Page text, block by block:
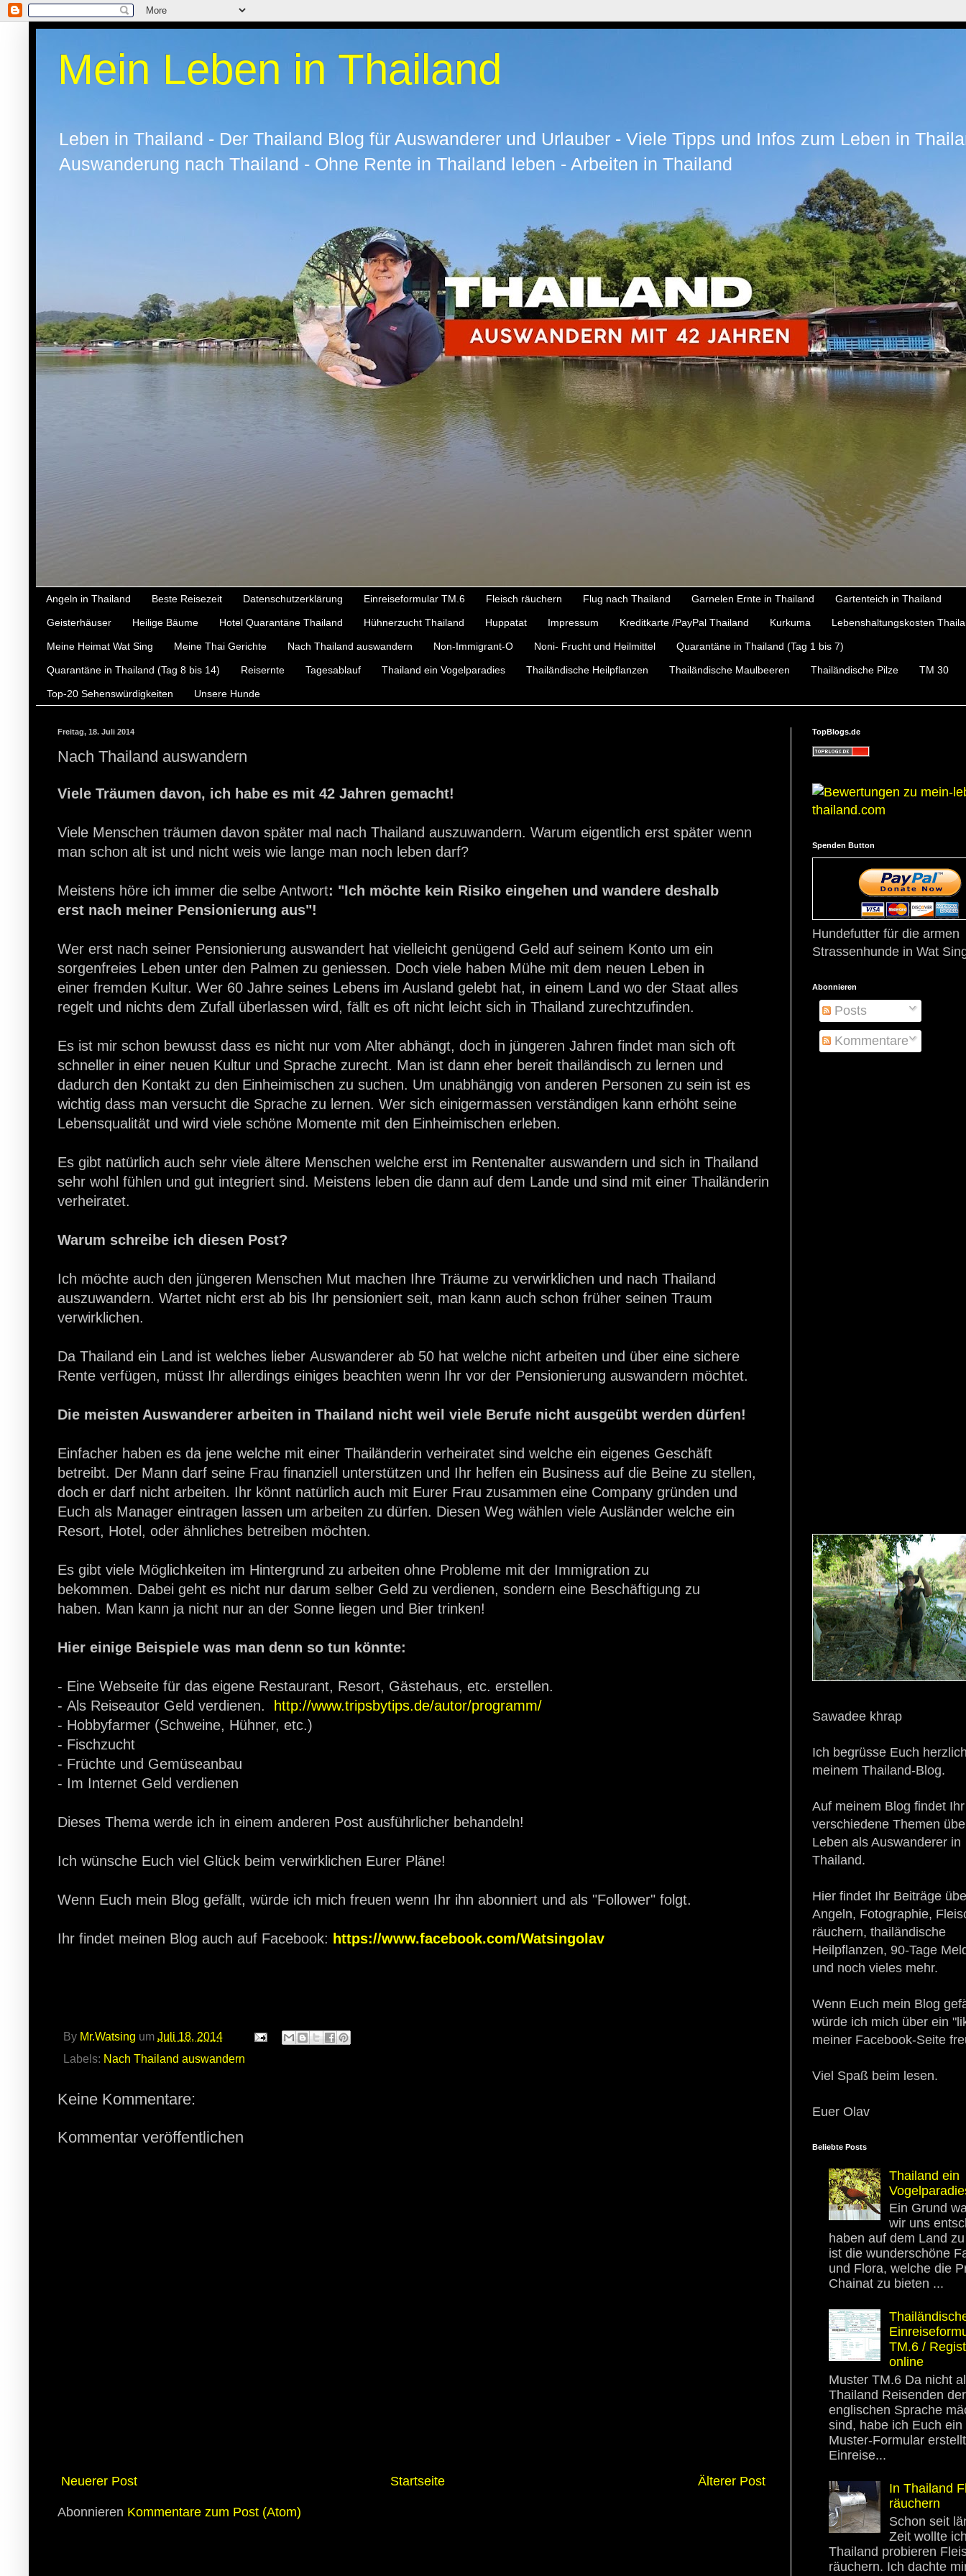
Mein Leben in Thailand
Leben in Thailand - Der Thailand Blog für Auswanderer und Urlauber - Viele Tipps und Infos zum Leben in
Auswanderung nach Thailand - Ohne Rente in Thailand leben - Arbeiten in Thailand
Angeln in Thailand Beste Reisezeit Datenschutzerklärung Einreiseformular TM.6 Fleisch räuchern Flug nach Thailand Garnelen Ernte in Thailand Gartenteich in Thailand
Geisterhäuser Heilige Bäume Hotel Quarantäne Thailand Hühnerzucht Thailand Huppatat Impressum Kreditkarte /PayPal Thailand Kurkuma Lebenshaltungskosten
Meine Heimat Wat Sing Meine Thai Gerichte Nach Thailand auswandern Non-Immigrant-O Noni- Frucht und Heilmittel Quarantäne in Thailand (Tag 1 bis 7)
Quarantäne in Thailand (Tag 8 bis 14) Reisernte Tagesablauf Thailand ein Vogelparadies Thailändische Heilpflanzen Thailändische Maulbeeren Thailändische Pilze TM 30
Top-20 Sehenswürdigkeiten Unsere Hunde
Freitag, 18. Juli 2014
Nach Thailand auswandern
Viele Träumen davon, ich habe es mit 42 Jahren gemacht!
Viele Menschen träumen davon später mal nach Thailand auszuwandern. Warum eigentlich erst später wenn
man schon alt ist und nicht weis wie lange man noch leben darf?
Meistens höre ich immer die selbe Antwort: "Ich möchte kein Risiko eingehen und wandere deshalb
erst nach meiner Pensionierung aus"!
Wer erst nach seiner Pensionierung auswandert hat vielleicht genügend Geld auf seinem Konto um ein
sorgenfreies Leben unter den Palmen zu geniessen. Doch viele haben Mühe mit dem neuen Leben in
einer fremden Kultur. Wer 60 Jahre seines Lebens im Ausland gelebt hat, in einem Land wo der Staat alles
regelt und nichts dem Zufall überlassen wird, fällt es oft nicht leicht sich in Thailand zurechtzufinden.
Es ist mir schon bewusst dass es nicht nur vom Alter abhängt, doch in jüngeren Jahren findet man sich oft
schneller in einer neuen Kultur und Sprache zurecht. Man ist dann eher bereit thailändisch zu lernen und
dadurch den Kontakt zu den Einheimischen zu suchen. Um unabhängig von anderen Personen zu sein ist es
wichtig dass man versucht die Sprache zu lernen. Wer sich einigermassen verständigen kann erhöht seine
Lebensqualität und wird viele schöne Momente mit den Einheimischen erleben.
Es gibt natürlich auch sehr viele ältere Menschen welche erst im Rentenalter auswandern und sich in Thailand
sehr wohl fühlen und gut integriert sind. Meistens leben die dann auf dem Lande und sind mit einer Thailänderin
verheiratet.
Warum schreibe ich diesen Post?
Ich möchte auch den jüngeren Menschen Mut machen Ihre Träume zu verwirklichen und nach Thailand
auszuwandern. Wartet nicht erst ab bis Ihr pensioniert seit, man kann auch schon früher seinen Traum
verwirklichen.
Da Thailand ein Land ist welches lieber Auswanderer ab 50 hat welche nicht arbeiten und über eine sichere
Rente verfügen, müsst Ihr allerdings einiges beachten wenn Ihr vor der Pensionierung auswandern möchtet.
Die meisten Auswanderer arbeiten in Thailand nicht weil viele Berufe nicht ausgeübt werden dürfen!
Einfacher haben es da jene welche mit einer Thailänderin verheiratet sind welche ein eigenes Geschäft
betreibt. Der Mann darf seine Frau finanziell unterstützen und Ihr helfen ein Business auf die Beine zu stellen,
doch er darf nicht arbeiten. Ihr könnt natürlich auch mit Eurer Frau zusammen eine Company gründen und
Euch als Manager eintragen lassen um arbeiten zu dürfen. Diesen Weg wählen viele Ausländer welche ein
Resort, Hotel, oder ähnliches betreiben möchten.
Es gibt viele Möglichkeiten im Hintergrund zu arbeiten ohne Probleme mit der Immigration zu
bekommen. Dabei geht es nicht nur darum selber Geld zu verdienen, sondern eine Beschäftigung zu
haben. Man kann ja nicht nur an der Sonne liegen und Bier trinken!
Hier einige Beispiele was man denn so tun könnte:
- Eine Webseite für das eigene Restaurant, Resort, Gästehaus, etc. erstellen.
- Als Reiseautor Geld verdienen.
http://www.tripsbytips.de/autor/programm/
- Hobbyfarmer (Schweine, Hühner, etc.)
- Fischzucht
- Früchte und Gemüseanbau
- Im Internet Geld verdienen
Dieses Thema werde ich in einem anderen Post ausführlicher behandeln!
Ich wünsche Euch viel Glück beim verwirklichen Eurer Pläne!
Wenn Euch mein Blog gefällt, würde ich mich freuen wenn Ihr ihn abonniert und als "Follower" folgt.
Ihr findet meinen Blog auch auf Facebook: https://www.facebook.com/Watsingolav
By Mr.Watsing um Juli 18, 2014
Labels: Nach Thailand auswandern
Keine Kommentare:
Kommentar veröffentlichen
Neuerer Post Älterer Post
Startseite
Abonnieren Kommentare zum Post (Atom)
TopBlogs.de
Spenden Button
Hundefutter für die armen
Strassenhunde in Wat
Abonnieren
Posts
Kommentare
Sawadee khrap
Ich begrüsse Euch
meinem Thailand-Blog.
Auf meinem Blog findet Ihr
verschiedene Themen
Leben als Auswanderer in
Thailand.
Hier findet Ihr Beiträge
Angeln, Fotographie,
räuchern, thailändische
Heilpflanzen, 90-Tage
und noch vieles mehr.
Wenn Euch mein Blog
würde ich mich über ein
meiner Facebook-Seite
Viel Spaß beim lesen.
Euer Olav
Beliebte Posts
Thailand ein
Ein Grund
wir uns
haben auf dem Land
ist die wunderschöne
und Flora, welche die
Chainat zu bieten ...
TM.6 /
online
Muster TM.6 Da nicht
Thailand Reisenden der
englischen Sprache
sind, habe ich Euch ein
Muster-Formular
Einreise...
In Thailand
räuchern
Schon seit
Zeit wollte
Thailand probieren
räuchern. Ich dachte